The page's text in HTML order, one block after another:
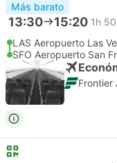
Más barato
13:30 15:20 1h
LAS Aeropuerto Las
SFO Aeropuerto San
Frontier